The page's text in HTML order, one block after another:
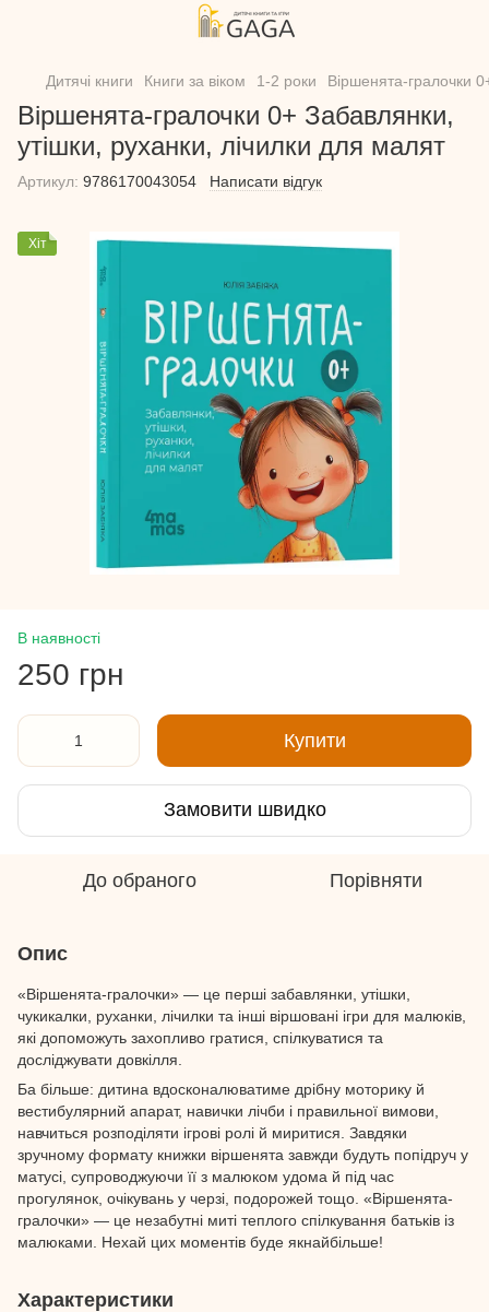
Дитячі книги Книги за віком 1-2 роки Віршенята-гралочки
Віршенята-гралочки 0+ Забавлянки,
утішки, руханки, лічилки для малят
Артикул: 9786170043054 Написати відгук
Хіт
В наявності
250 грн
Купити
Замовити швидко
До обраного Порівняти
Опис
«Віршенята-гралочки» — це перші забавлянки, утішки,
чукикалки, руханки, лічилки та інші віршовані ігри для малюків,
які допоможуть захопливо гратися, спілкуватися та
досліджувати довкілля.
Ба більше: дитина вдосконалюватиме дрібну моторику й
вестибулярний апарат, навички лічби і правильної вимови,
навчиться розподіляти ігрові ролі й миритися. Завдяки
зручному формату книжки віршенята завжди будуть попідруч у
матусі, супроводжуючи її з малюком удома й під час
прогулянок, очікувань у черзі, подорожей тощо. «Віршенята-
гралочки» — це незабутні миті теплого спілкування батьків із
малюками. Нехай цих моментів буде якнайбільше!
Характеристики